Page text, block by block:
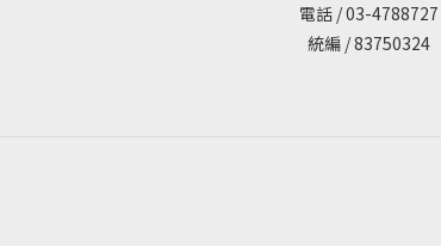
電話 / 03-4788727
統編 / 83750324